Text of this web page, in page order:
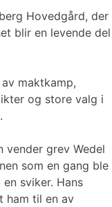
Hovedgård, der
blir en levende del
maktkamp,
og store valg i
vender grev Wedel
som en gang ble
sviker. Hans
ham til en av